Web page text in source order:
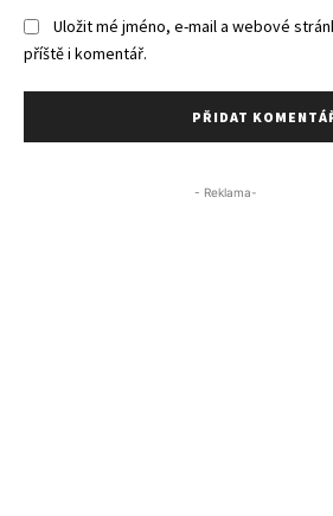
Uložit mé jméno, e-mail a webové
příště i komentář.
- Reklama-